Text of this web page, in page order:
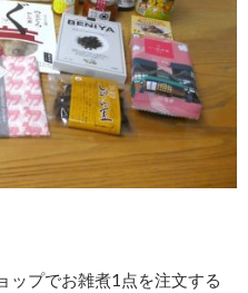
ップでお雑煮1点を注文する